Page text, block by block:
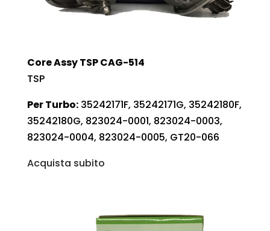
Core Assy TSP CAG-514
TSP
Per Turbo:35242171F, 35242171G, 35242180F,
35242180G, 823024-0001, 823024-0003,
823024-0004, 823024-0005, GT20-066
Acquista subito